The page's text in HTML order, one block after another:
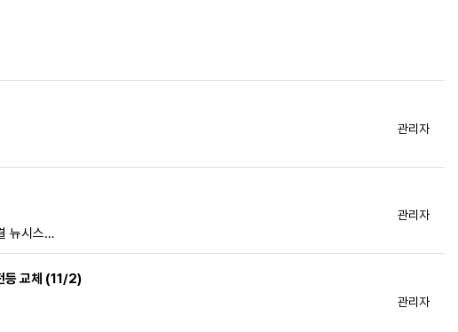
등록자
관리자
등록자
관리자
뉴시스…
등 교체 (11/2)
등록자
관리자